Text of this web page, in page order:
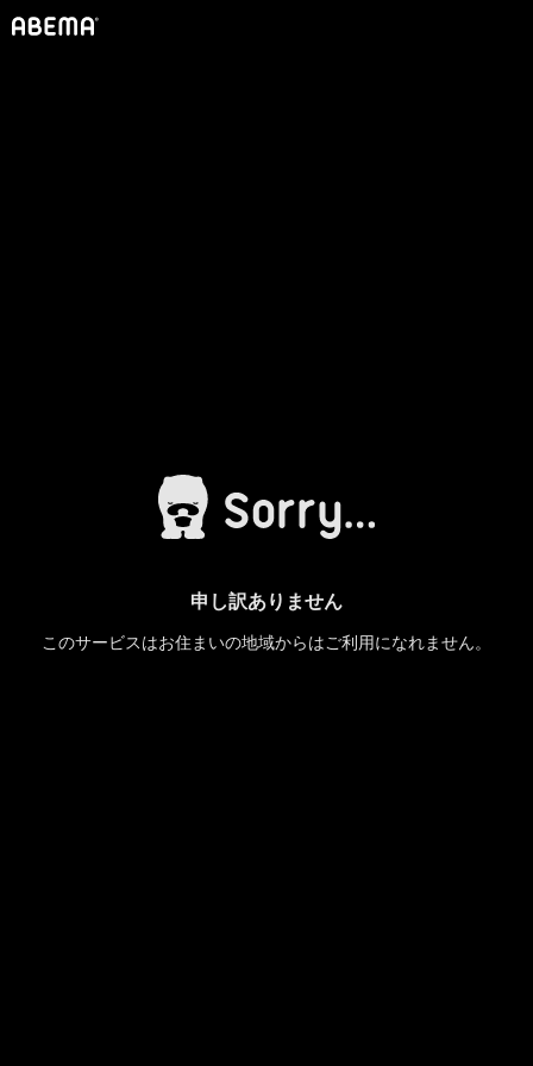
申し訳ありません
このサービスはお住まいの地域からはご利用になれません。